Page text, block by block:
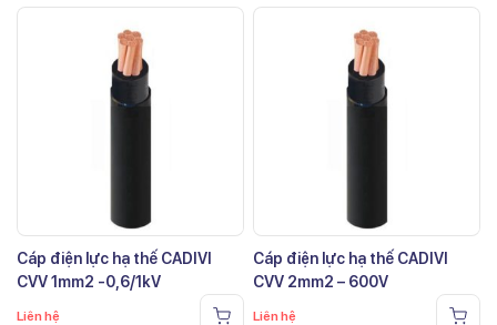
Cáp điện lực hạ thế CADIVI
CVV 1mm2 -0,6/1kV
Liên hệ
Cáp điện lực hạ thế CADIVI
CVV 2mm2 – 600V
Liên hệ